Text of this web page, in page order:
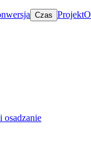
Czas Projekt
osadzanie